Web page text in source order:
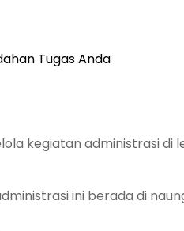
kegiatan administrasi
ini berada di